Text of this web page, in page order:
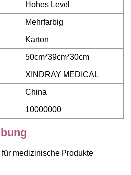
Hohes Level
Mehrfarbig
Karton
50cm*39cm*30cm
XINDRAY MEDICAL
China
10000000
medizinische Produkte